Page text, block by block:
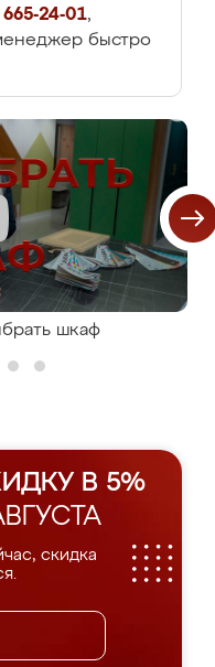
24-01,
быстро
шкаф
В 5%
скидка